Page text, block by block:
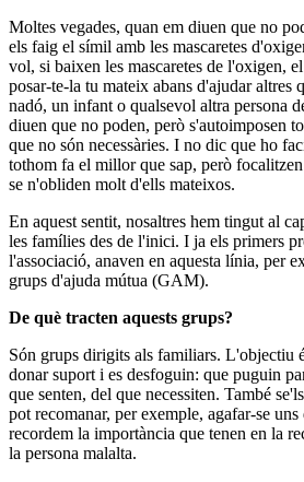
Moltes vegades, quan em diuen que no
els faig el símil amb les mascaretes
vol, si baixen les mascaretes de l'oxigen,
posar-te-la tu mateix abans d'ajudar altres
nadó, un infant o qualsevol altra persona
diuen que no poden, però s'autoimposen
que no són necessàries. I no dic que ho
tothom fa el millor que sap, però
se n'obliden molt d'ells mateixos.
En aquest sentit, nosaltres hem tingut al
les famílies des de l'inici. I ja els primers
l'associació, anaven en aquesta línia, per
grups d'ajuda mútua (GAM).
De què tracten aquests grups?
Són grups dirigits als familiars. L'objectiu
donar suport i es desfoguin: que puguin
que senten, del que necessiten. També
pot recomanar, per exemple, agafar-se
recordem la importància que tenen en la
la persona malalta.